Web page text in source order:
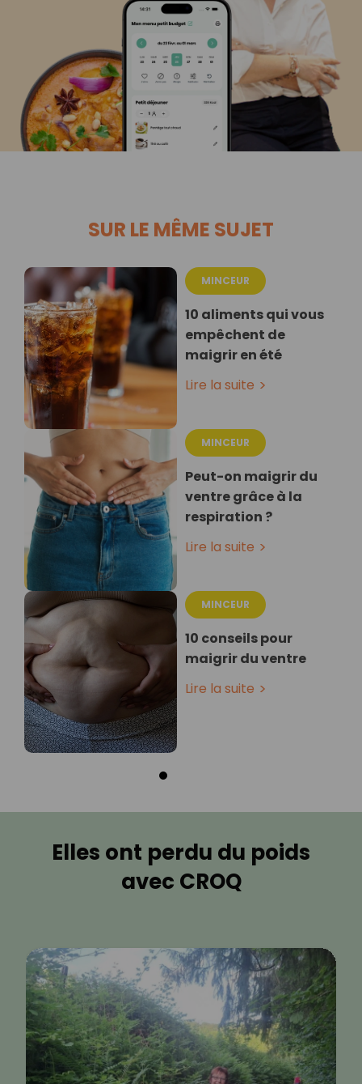
SUR LE MÊME SUJET
MINCEUR
10 aliments qui vous
empêchent de
maigrir en été
Lire la suite
MINCEUR
Peut-on maigrir du
ventre grâce à la
respiration ?
Lire la suite
MINCEUR
10 conseils pour
maigrir du ventre
Lire la suite
Elles ont perdu du poids
avec CROQ